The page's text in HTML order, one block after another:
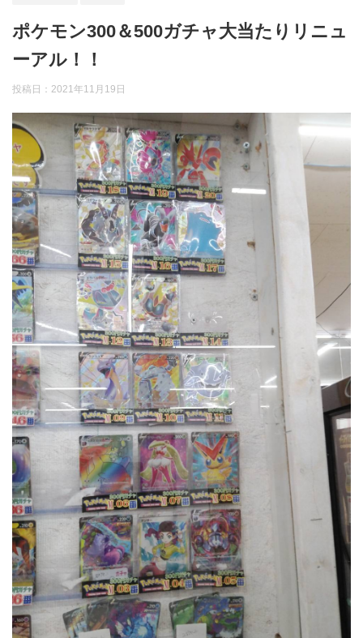
ポケモン300＆500ガチャ大当たりリニュ
ーアル！！
投稿日： 2021年11月19日